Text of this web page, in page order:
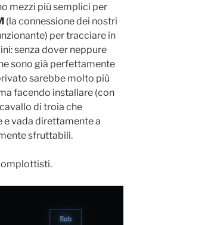
mezzi più semplici per
(la connessione dei nostri
per tracciare in
senza dover neppure
sono già perfettamente
sarebbe molto più
facendo installare (con
di troia che
vada direttamente a
sfruttabili.